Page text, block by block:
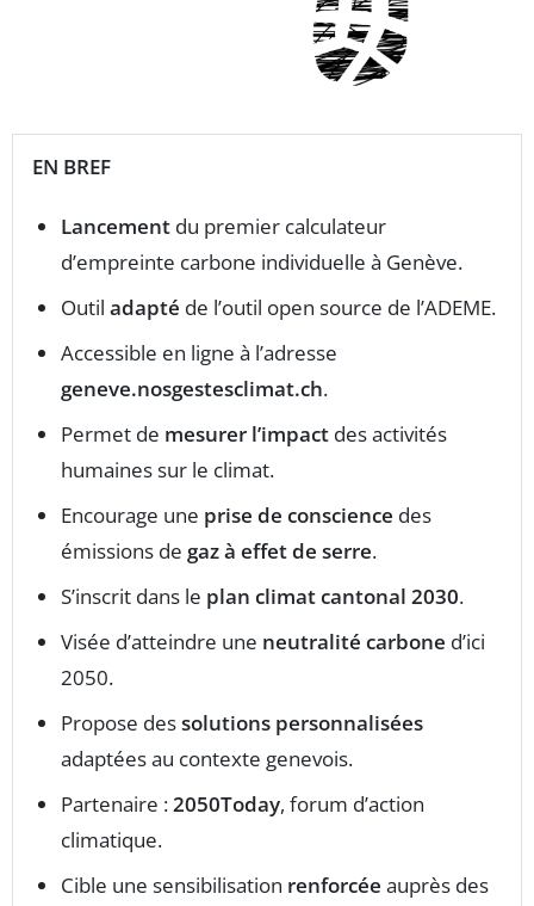
EN BREF
Lancement du premier calculateur
d’empreinte carbone individuelle à Genève.
Outil adapté de l’outil open source de l’ADEME.
Accessible en ligne à l’adresse
geneve.nosgestesclimat.ch.
Permet de mesurer l’impact des activités
humaines sur le climat.
Encourage une prise de conscience des
émissions de gaz à effet de serre.
S’inscrit dans le plan climat cantonal 2030.
Visée d’atteindre une neutralité carbone d’ici
2050.
Propose dessolutions personnalisées
adaptées au contexte genevois.
Partenaire :2050Today, forum d’action
climatique.
Cible une sensibilisation renforcée auprès des